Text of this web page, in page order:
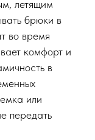
летящим
брюки в
во время
комфорт и
в
или
передать